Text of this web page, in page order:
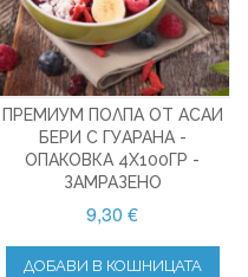
ПРЕМИУМ ПОЛПА ОТ АСАИ
БЕРИ С ГУАРАНА -
ОПАКОВКА 4X100ГР -
ЗАМРАЗЕНО
9,30 €
ДОБАВИ В КОШНИЦАТА